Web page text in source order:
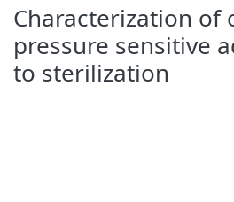
Characterization of
pressure sensitive
to sterilization